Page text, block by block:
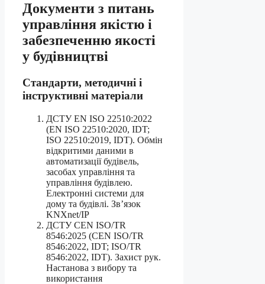
Документи з питань
управління якістю і
забезпеченню якості
у будівництві
Стандарти, методичні і
інструктивні матеріали
ДСТУ EN ISO 22510:2022
(EN ISO 22510:2020, IDT;
ISO 22510:2019, IDT). Обмін
відкритими даними в
автоматизації будівель,
засобах управління та
управління будівлею.
Електронні системи для
дому та будівлі. Зв’язок
KNXnet/IP
ДСТУ CEN ISO/TR
8546:2025 (CEN ISO/TR
8546:2022, IDT; ISO/TR
8546:2022, IDT). Захист рук.
Настанова з вибору та
використання